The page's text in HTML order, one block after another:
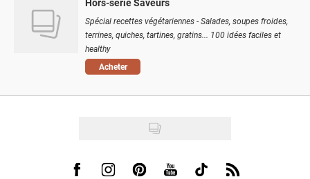
Spécial recettes végétariennes - Salades, soupes froides,
terrines, quiches, tartines, gratins... 100 idées faciles et
healthy
Acheter
Visit us on Facebook
Visit us on Instagram
Visit us on Pinterest
Visit us on Youtube
Visit us on Tiktok
Visit us on Rss